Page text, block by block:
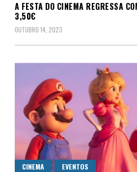
A FESTA DO CINEMA REGRESSA
3,50€
OUTUBRO 14, 2023
CINEMA EVENTOS